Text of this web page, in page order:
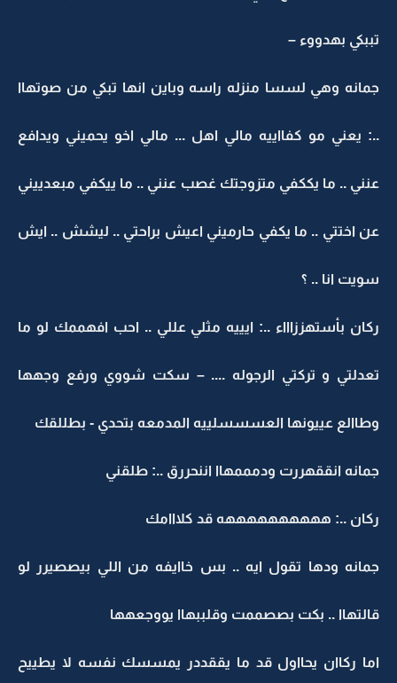
تببكي بهدووء –
جمانه وهي لسسا منزله راسه وباين انها تبكي من صوتهاا
..: يعني مو كفااييه مالي اهل ... مالي اخو يحميني ويدافع
عنني .. ما يككفي متزوجتك غصب عنني .. ما ييكفي مبعدييني
عن اختتي .. ما يكفي حارميني اعيش براحتي .. ليشش .. ايش
سويت انا .. ؟
ركان بأستهززاااء ..: ايييه مثلي عللي .. احب افهممك لو ما
تعدلتي و تركتي الرجوله .... – سكت شووي ورفع وجهها
وطاالع عييونها العسسسلييه المدمعه بتحدي - بطللقك
جمانه انققهررت ودمممهاا اننحررق ..: طلقني
ركان ..: ههههههههههه قد كلااامك
جمانه ودها تقول ايه .. بس خاايفه من اللي بيصصيرر لو
قالتهاا .. بكت بصصممت وقلببهاا يووجعهها
اما ركاان يحااول قد ما يققددر يمسسك نفسه لا يطييح